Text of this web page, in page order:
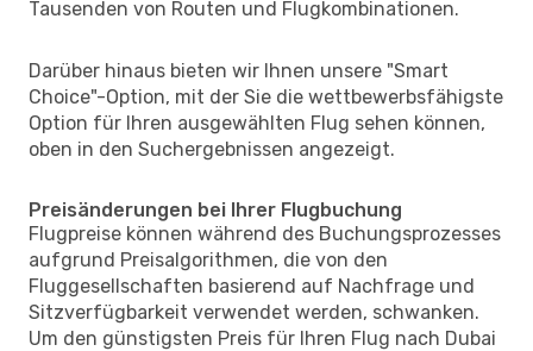
Tausenden von Routen und Flugkombinationen.
Darüber hinaus bieten wir Ihnen unsere "Smart
Choice"-Option, mit der Sie die wettbewerbsfähigste
Option für Ihren ausgewählten Flug sehen können,
oben in den Suchergebnissen angezeigt.
Preisänderungen bei Ihrer Flugbuchung
Flugpreise können während des Buchungsprozesses
aufgrund Preisalgorithmen, die von den
Fluggesellschaften basierend auf Nachfrage und
Sitzverfügbarkeit verwendet werden, schwanken.
Um den günstigsten Preis für Ihren Flug nach Dubai